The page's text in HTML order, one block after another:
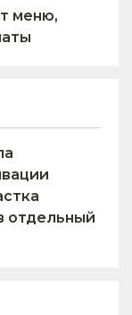
меню,
отдельный